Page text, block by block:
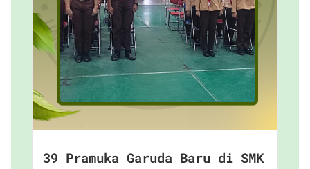
39 Pramuka Garuda Baru di SMK